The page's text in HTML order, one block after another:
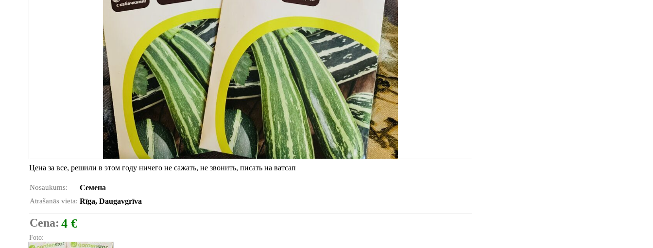
Цена за все, решили в этом году ничего не сажать, не звонить, писать на ватсап
Nosaukums: Семена
Atrašanās vieta: Rīga, Daugavgrīva
Cena: 4 €
Foto: